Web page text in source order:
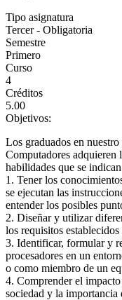
Tipo asignatura
Tercer - Obligatoria
Semestre
Primero
Curso
4
Créditos
5.00
Objetivos:
Los graduados en
Computadores adquieren
habilidades que se
1. Tener los
se ejecutan las
entender los posibles
2. Diseñar y utilizar
los requisitos
3. Identificar, formular y
procesadores en un
o como miembro de un
4. Comprender el
sociedad y la